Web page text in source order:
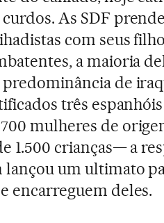
As SDF
com seus
a maioria
de
três
mulheres de
1.500 crianças— a
lançou um ultimato
encarreguem deles.